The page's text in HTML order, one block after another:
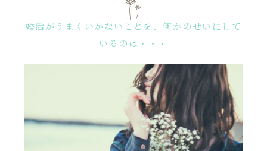
婚活がうまくいかないことを、何かのせいにして
いるのは・・・